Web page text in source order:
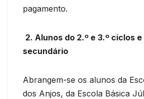
pagamento.
2. Alunos do 2.º e 3.º ciclos
secundário
Abrangem-se os alunos da
dos Anjos, da Escola Básica